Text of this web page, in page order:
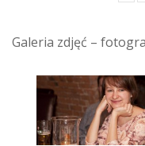
Galeria zdjęć –